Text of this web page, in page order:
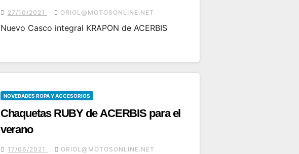
27/10/2021 ORIOL@MOTOSONLINE.NET
Nuevo Casco integral KRAPON de ACERBIS
NOVEDADES ROPA Y ACCESORIOS
Chaquetas RUBY de ACERBIS para el
verano
17/06/2021 ORIOL@MOTOSONLINE.NET